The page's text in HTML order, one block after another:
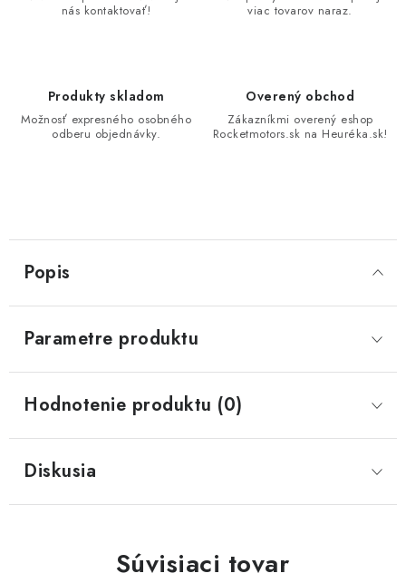
nás kontaktovať!
viac tovarov naraz.
Produkty skladom
Možnosť expresného osobného
odberu objednávky.
Overený obchod
Zákazníkmi overený eshop
Rocketmotors.sk na Heuréka.sk!
Popis
Parametre produktu
Hodnotenie produktu (0)
Diskusia
Súvisiaci tovar